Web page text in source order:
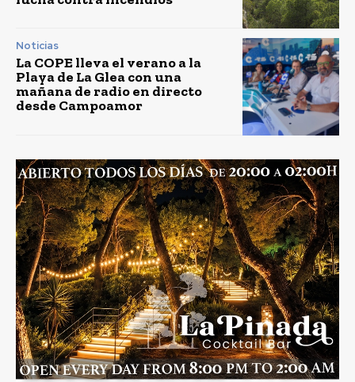
Noticias
La COPE lleva el verano a la
Playa de La Glea con una
mañana de radio en directo
desde Campoamor